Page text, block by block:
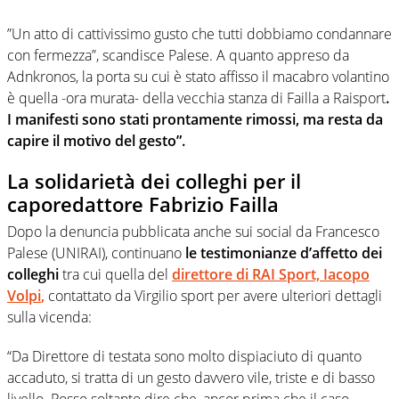
”Un atto di cattivissimo gusto che tutti dobbiamo condannare
con fermezza”, scandisce Palese. A quanto appreso da
Adnkronos, la porta su cui è stato affisso il macabro volantino
è quella -ora murata- della vecchia stanza di Failla a Raisport.
I manifesti sono stati prontamente rimossi, ma resta da
capire il motivo del gesto”.
La solidarietà dei colleghi per il
caporedattore Fabrizio Failla
Dopo la denuncia pubblicata anche sui social da Francesco
Palese (UNIRAI), continuano le testimonianze d’affetto dei
colleghitra cui quella del direttore di RAI Sport, Iacopo
Volpi, contattato da Virgilio sport per avere ulteriori dettagli
sulla vicenda:
“Da Direttore di testata sono molto dispiaciuto di quanto
accaduto, si tratta di un gesto davvero vile, triste e di basso